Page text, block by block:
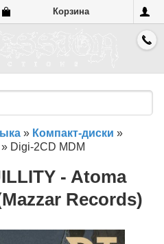
Корзина
» Компакт-диски »
» Digi-2CD MDM
- Atoma
Records)